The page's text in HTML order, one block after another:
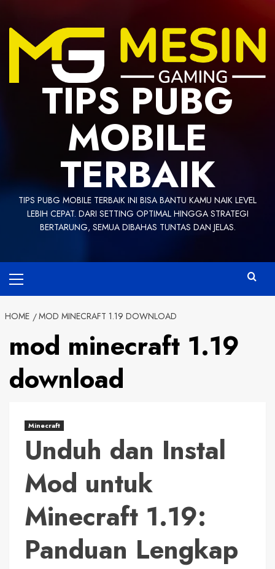
content
TIPS PUBG
MOBILE
TERBAIK
TIPS PUBG MOBILE TERBAIK INI BISA BANTU KAMU NAIK LEVEL
LEBIH CEPAT. DARI SETTING OPTIMAL HINGGA STRATEGI
BERTARUNG, SEMUA DIBAHAS TUNTAS DAN JELAS.
Menu
HOME MOD MINECRAFT 1.19 DOWNLOAD
mod minecraft 1.19
download
Minecraft
Unduh dan Instal
Mod untuk
Minecraft 1.19:
Panduan Lengkap